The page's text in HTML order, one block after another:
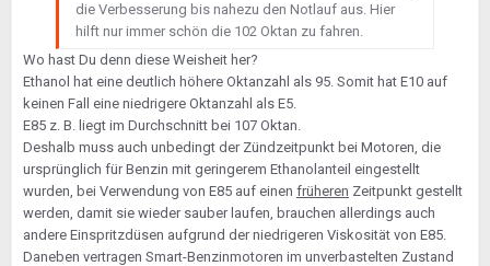
die Verbesserung bis nahezu den Notlauf aus. Hier
hilft nur immer schön die 102 Oktan zu fahren.
Wo hast Du denn diese Weisheit her?
Ethanol hat eine deutlich höhere Oktanzahl als 95. Somit hat E10 auf
keinen Fall eine niedrigere Oktanzahl als E5.
E85 z. B. liegt im Durchschnitt bei 107 Oktan.
Deshalb muss auch unbedingt der Zündzeitpunkt bei Motoren, die
ursprünglich für Benzin mit geringerem Ethanolanteil eingestellt
wurden, bei Verwendung von E85 auf einen früheren Zeitpunkt gestellt
werden, damit sie wieder sauber laufen, brauchen allerdings auch
andere Einspritzdüsen aufgrund der niedrigeren Viskosität von E85.
Daneben vertragen Smart-Benzinmotoren im unverbastelten Zustand